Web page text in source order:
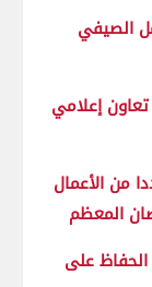
الصيفي
إعلامي
من الأعمال
المعظم
على